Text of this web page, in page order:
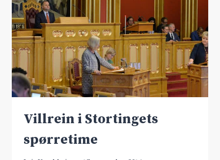
ENN
STATENS
VEGVESENS
ANSLAG
Villrein i Stortingets
spørretime